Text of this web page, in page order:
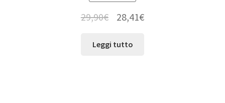
29,90€ 28,41€
Leggi tutto